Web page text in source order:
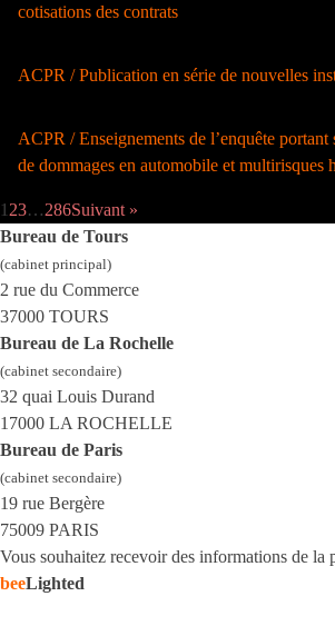
cotisations des contrats
ACPR / Publication en série de nouvelles
ACPR / Enseignements de l’enquête portant
de dommages en automobile et multirisques
123…286Suivant »
Bureau de Tours
(cabinet principal)
2 rue du Commerce
37000 TOURS
Bureau de La Rochelle
(cabinet secondaire)
32 quai Louis Durand
17000 LA ROCHELLE
Bureau de Paris
(cabinet secondaire)
19 rue Bergère
75009 PARIS
Vous souhaitez recevoir des informations de la
beeLighted